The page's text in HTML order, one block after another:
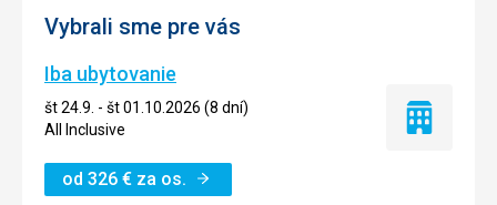
Vybrali sme pre vás
Iba ubytovanie
št 24.9. - št 01.10.2026 (8 dní)
All Inclusive
od 326 € za os.
Iba